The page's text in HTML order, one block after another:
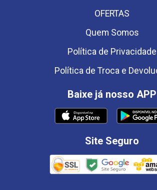
OFERTAS
Quem Somos
Política de Privacidade
Política de Troca e
Baixe já nosso APP
Site Seguro